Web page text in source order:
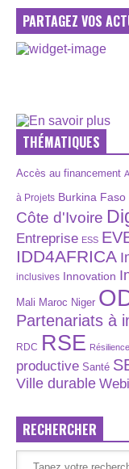
PARTAGEZ VOS
THÉMATIQUES
Accès au financement
à Projets Burkina Faso
Côte d'Ivoire
Entreprise ESS
IDD4AFRICA
inclusives Innovation
Mali Maroc Niger
Partenariats à
RDC RSE Résilience
productive Santé
Ville durable
RECHERCHER